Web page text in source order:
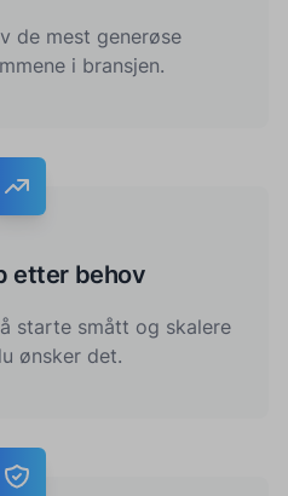
de mest generøse
i bransjen.
etter behov
starte smått og skalere
ønsker det.